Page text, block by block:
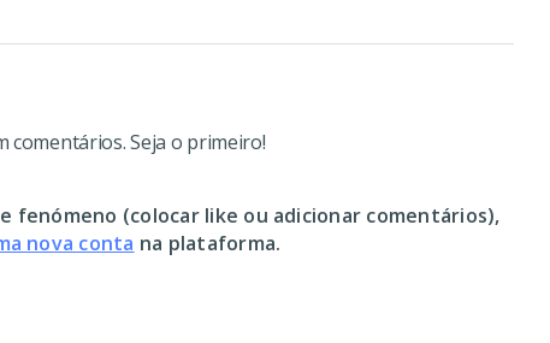
comentários. Seja o primeiro!
fenómeno (colocar like ou adicionar comentários),
nova conta na plataforma.